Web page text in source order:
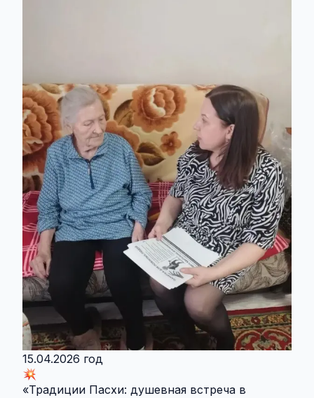
15.04.2026 год
«Традиции Пасхи: душевная встреча в